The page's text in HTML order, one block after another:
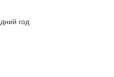
год